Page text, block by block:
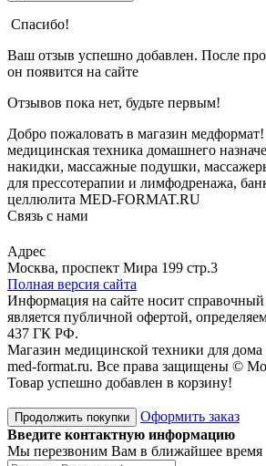
Спасибо!
Ваш отзыв успешно добавлен. После
он появится на сайте
Отзывов пока нет, будьте первым!
Добро пожаловать в магазин
медицинская техника домашнего
накидки, массажные подушки,
для прессотерапии и лимфодренажа,
целлюлита MED-FORMAT.RU
Связь с нами
Адрес
Москва, проспект Мира 199 стр.3
Полная версия сайта
Информация на сайте носит справочный
является публичной офертой,
437 ГК РФ.
Магазин медицинской техники для
med-format.ru. Все права защищены ©
Товар успешно добавлен в корзину!
Продолжить покупки
Оформить заказ
Введите контактную информацию
Мы перезвоним Вам в ближайшее время